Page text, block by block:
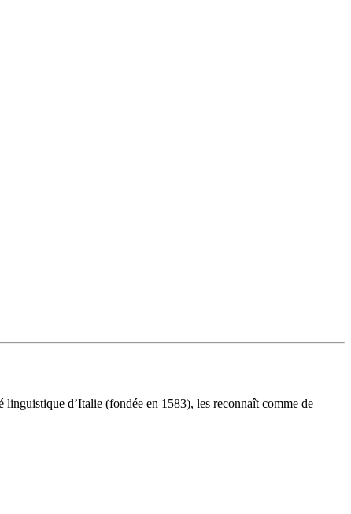
d’Italie (fondée en 1583), les reconnaît comme de